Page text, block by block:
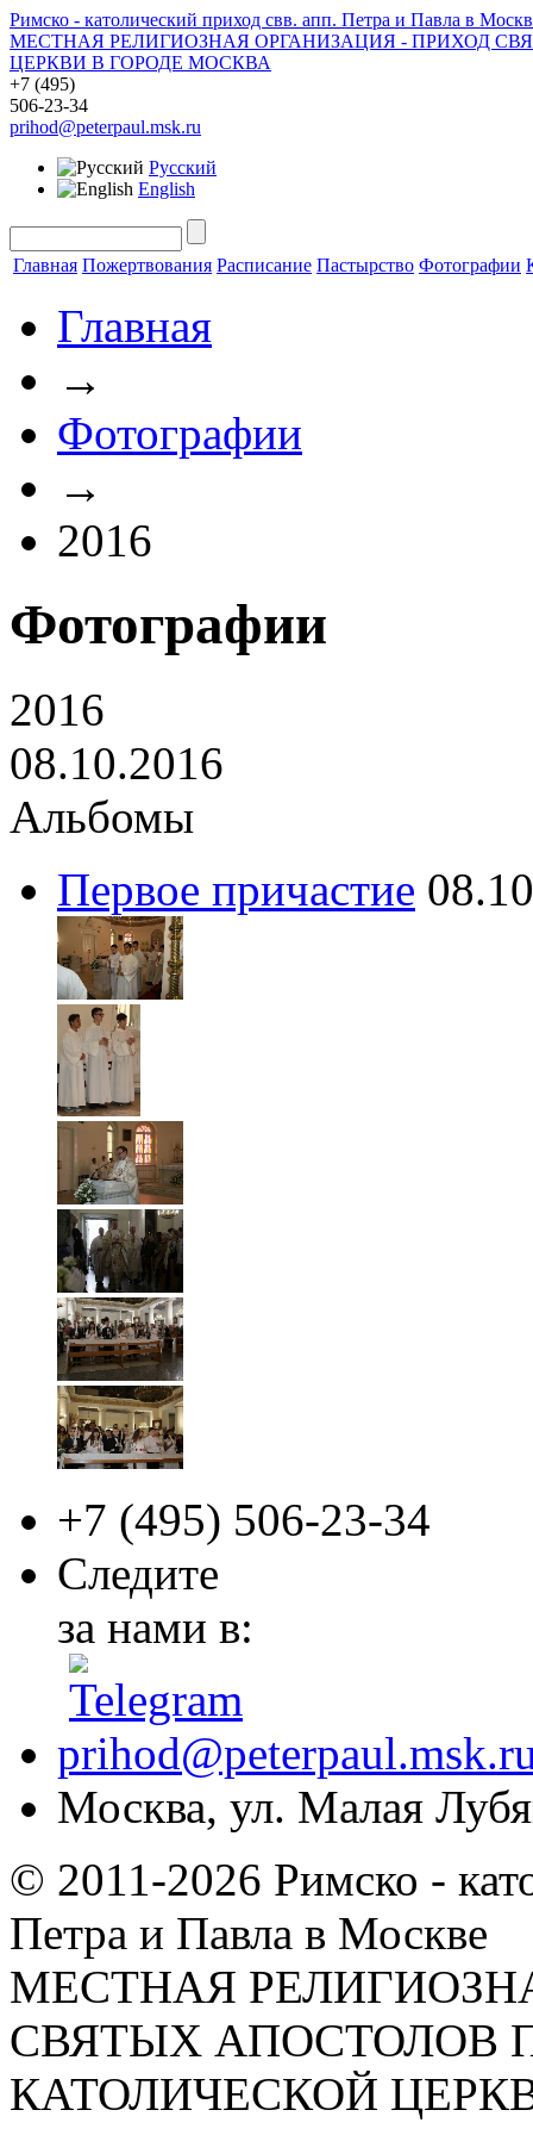
Римско - католический приход свв. апп. Петра и Павла в
МЕСТНАЯ РЕЛИГИОЗНАЯ ОРГАНИЗАЦИЯ - ПРИХОД
ЦЕРКВИ В ГОРОДЕ МОСКВА
+7 (495)
506-23-34
prihod@peterpaul.msk.ru
Русский
English
Главная Пожертвования Расписание Пастырство Фотографии
Главная
→
Фотографии
→
2016
Фотографии
2016
08.10.2016
Альбомы
Первое причастие
+7 (495) 506-23-34
Следите
за нами в:
Москва, ул. Малая
© 2011-2026 Римско -
Петра и Павла в Москве
МЕСТНАЯ
СВЯТЫХ АПОСТОЛОВ
КАТОЛИЧЕСКОЙ